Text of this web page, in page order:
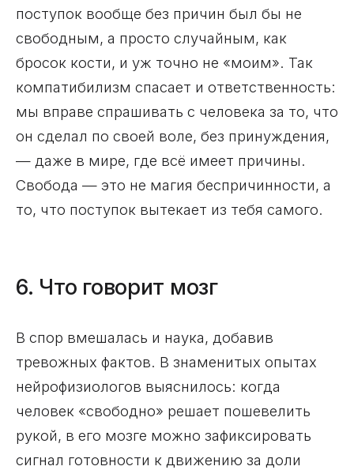
поступок вообще без причин был бы не
свободным, а просто случайным, как
бросок кости, и уж точно не «моим». Так
компатибилизм спасает и ответственность:
мы вправе спрашивать с человека за то, что
он сделал по своей воле, без принуждения,
— даже в мире, где всё имеет причины.
Свобода — это не магия беспричинности, а
то, что поступок вытекает из тебя самого.
6. Что говорит мозг
В спор вмешалась и наука, добавив
тревожных фактов. В знаменитых опытах
нейрофизиологов выяснилось: когда
человек «свободно» решает пошевелить
рукой, в его мозге можно зафиксировать
сигнал готовности к движению за доли